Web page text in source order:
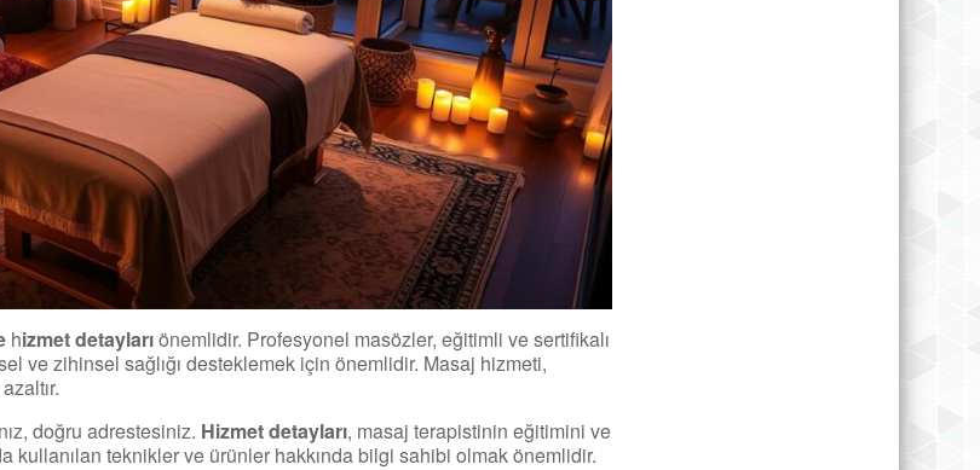
hizmet detaylarıönemlidir. Profesyonel masözler, eğitimli ve sertifikalı
ve zihinsel sağlığı desteklemek için önemlidir. Masaj hizmeti,
doğru adrestesiniz. Hizmet detayları, masaj terapistinin eğitimini ve
kullanılan teknikler ve ürünler hakkında bilgi sahibi olmak önemlidir.